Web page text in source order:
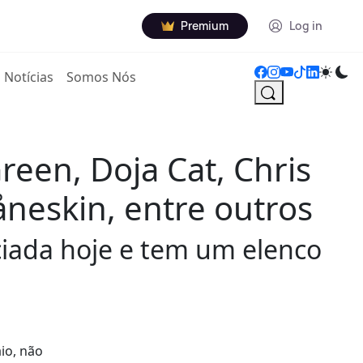
Premium Log in
Notícias Somos Nós
Doja Cat, Chris
entre outros
hoje e tem um elenco
não